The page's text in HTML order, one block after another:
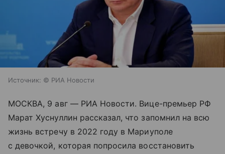
Источник: © РИА Новости
МОСКВА, 9 авг — РИА Новости. Вице-премьер РФ
Марат Хуснуллин рассказал, что запомнил на всю
жизнь встречу в 2022 году в Мариуполе
с девочкой, которая попросила восстановить